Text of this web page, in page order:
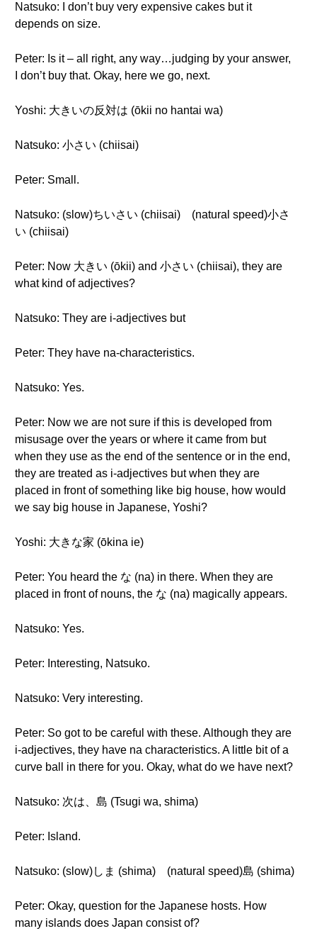
Natsuko: I don’t buy very expensive cakes but it
depends on size.
Peter: Is it – all right, any way…judging by your answer,
I don’t buy that. Okay, here we go, next.
Yoshi: 大きいの反対は (ōkii no hantai wa)
Natsuko: 小さい (chiisai)
Peter: Small.
Natsuko: (slow)ちいさい (chiisai) (natural speed)小さ
い (chiisai)
Peter: Now 大きい (ōkii) and 小さい (chiisai), they are
what kind of adjectives?
Natsuko: They are i-adjectives but
Peter: They have na-characteristics.
Natsuko: Yes.
Peter: Now we are not sure if this is developed from
misusage over the years or where it came from but
when they use as the end of the sentence or in the end,
they are treated as i-adjectives but when they are
placed in front of something like big house, how would
we say big house in Japanese, Yoshi?
Yoshi: 大きな家 (ōkina ie)
Peter: You heard the な (na) in there. When they are
placed in front of nouns, the な (na) magically appears.
Natsuko: Yes.
Peter: Interesting, Natsuko.
Natsuko: Very interesting.
Peter: So got to be careful with these. Although they are
i-adjectives, they have na characteristics. A little bit of a
curve ball in there for you. Okay, what do we have next?
Natsuko: 次は、島 (Tsugi wa, shima)
Peter: Island.
Natsuko: (slow)しま (shima) (natural speed)島 (shima)
Peter: Okay, question for the Japanese hosts. How
many islands does Japan consist of?